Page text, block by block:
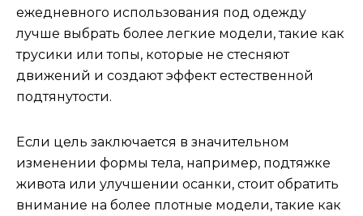
ежедневного использования под одежду
лучше выбрать более легкие модели, такие как
трусики или топы, которые не стесняют
движений и создают эффект естественной
подтянутости.
Если цель заключается в значительном
изменении формы тела, например, подтяжке
живота или улучшении осанки, стоит обратить
внимание на более плотные модели, такие как